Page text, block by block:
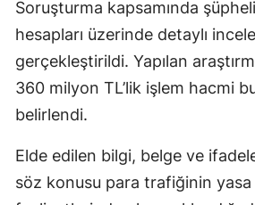
Soruşturma kapsamında
hesapları üzerinde detaylı
gerçekleştirildi. Yapılan
360 milyon TL’lik işlem hacmi
belirlendi.
Elde edilen bilgi, belge ve
söz konusu para trafiğinin yasa